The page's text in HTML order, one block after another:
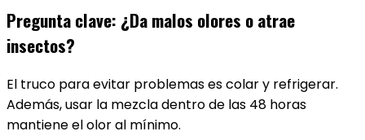
Pregunta clave: ¿Da malos olores o atrae
insectos?
El truco para evitar problemas es colar y refrigerar.
Además, usar la mezcla dentro de las 48 horas
mantiene el olor al mínimo.